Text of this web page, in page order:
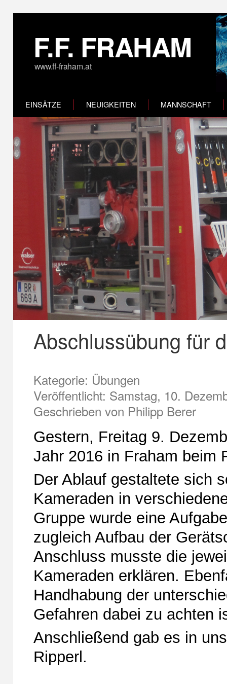
F.F. FRAHAM
www.ff-fraham.at
EINSÄTZE NEUIGKEITEN MANNSCHAFT
Abschlussübung für
Kategorie: Übungen
Veröffentlicht: Samstag, 10.
Geschrieben von Philipp Berer
Gestern, Freitag 9.
Jahr 2016 in Fraham beim
Der Ablauf gestaltete sich
Kameraden in
Gruppe wurde eine
zugleich Aufbau der
Anschluss musste die
Kameraden erklären.
Handhabung der
Gefahren dabei zu achten
Anschließend gab es in
Ripperl.